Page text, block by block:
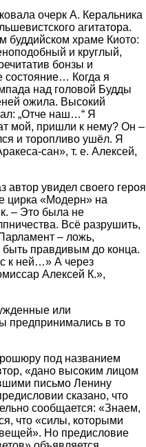
очерк А. Керальника
агитатора.
буддийском храме Киото:
и круглый,
бонзы и
состояние… Когда я
над головой Будды
ожила. Высокий
„Отче наш…“ Я
мой, пришли к нему? Он –
и торопливо ушёл. Я
сан», т. е. Алексей,
увидел своего героя
цирка «Модерн» на
– Это была не
Всё разрушить,
– ложь,
правдивым до конца.
к ней…» А через
Алексей К.»,
или
предпринимались в то
под названием
«дано высоким лицом
письмо Ленину
сказано, что
сообщается: «Знаем,
что «силы, которыми
Но предисловие